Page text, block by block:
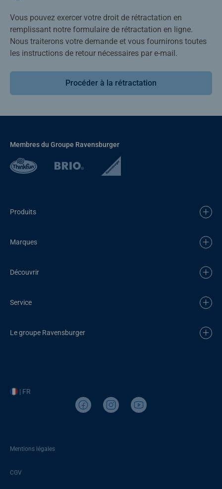
Vous pouvez exercer votre droit de rétractation en
remplissant notre formulaire de rétractation en ligne.
Nous traiterons votre demande et vous fournirons toutes
les instructions de retour nécessaires par e-mail.
Procéder à la rétractation
Membres du Groupe Ravensburger
Produits
Marques
Découvrir
Service
Le groupe Ravensburger
| FR
Mentions légales
CGV